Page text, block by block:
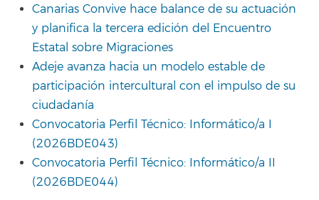
Canarias Convive hace balance de su actuación
y planifica la tercera edición del Encuentro
Estatal sobre Migraciones
Adeje avanza hacia un modelo estable de
participación intercultural con el impulso de su
ciudadanía
Convocatoria Perfil Técnico: Informático/a I
(2026BDE043)
Convocatoria Perfil Técnico: Informático/a II
(2026BDE044)